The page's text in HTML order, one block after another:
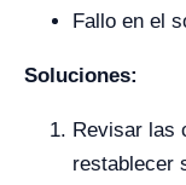
Fallo en el
Soluciones:
Revisar las
restablecer